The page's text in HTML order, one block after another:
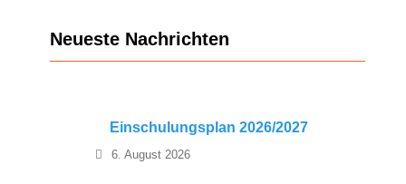
Neueste Nachrichten
Einschulungsplan 2026/2027
6. August 2026